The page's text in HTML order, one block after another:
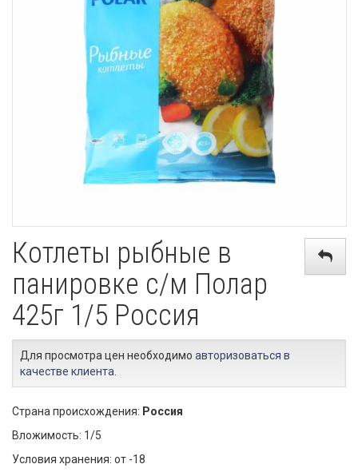
Котлеты рыбные в
панировке с/м Полар
425г 1/5 Россия
Для просмотра цен необходимо авторизоваться в
качестве клиента
Страна происхождения: Россия
Вложимость: 1/5
Условия хранения: от -18